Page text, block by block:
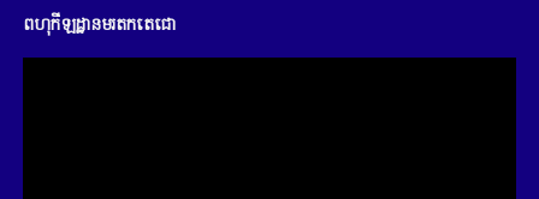
ពហុកីឡដ្ឋានមរតកតេជោ